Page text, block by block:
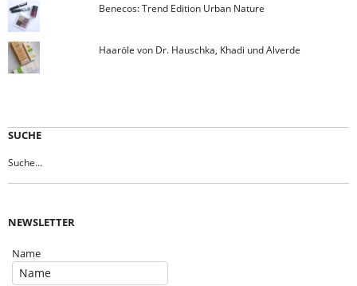
Benecos: Trend Edition Urban Nature
Haaröle von Dr. Hauschka, Khadi und Alverde
SUCHE
NEWSLETTER
Name